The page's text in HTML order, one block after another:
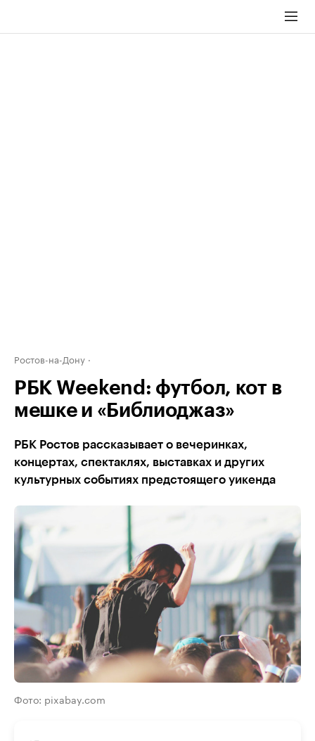
Ростов-на-Дону
РБК Weekend: футбол, кот в
мешке и «Библиоджаз»
РБК Ростов рассказывает о вечеринках,
концертах, спектаклях, выставках и других
культурных событиях предстоящего уикенда
Фото: pixabay.com